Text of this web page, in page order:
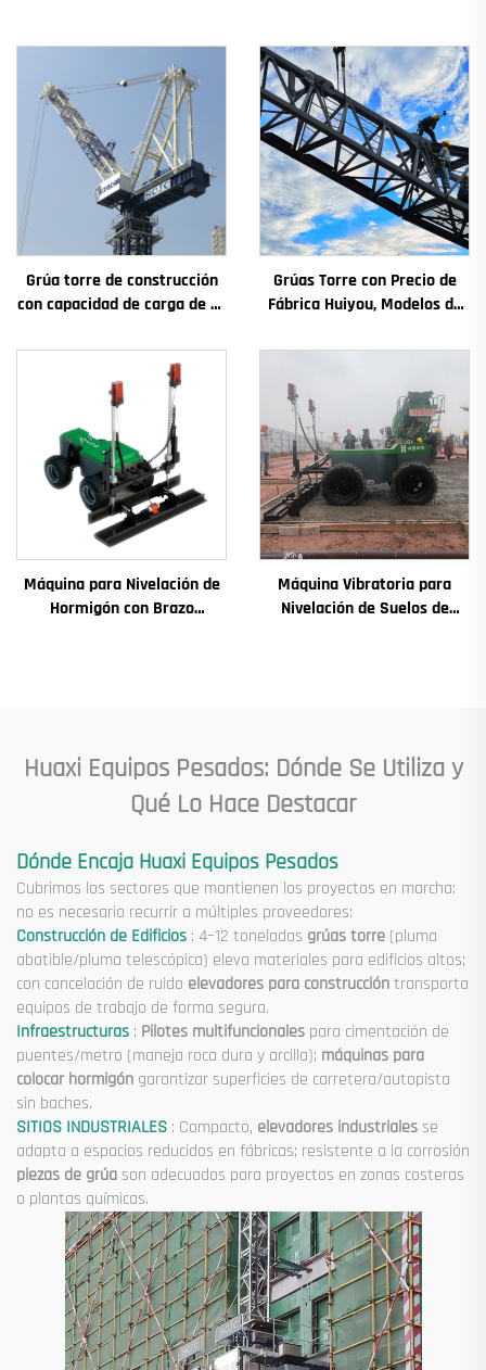
Grúa torre de construcción
con capacidad de carga de 4t
principales: caja de
engranajes, motor de
engranaje, rodamiento
Grúas Torre con Precio de
Fábrica Huiyou, Modelos de
Sitios de Construcción
Máquina para Nivelación de
Hormigón con Brazo
Máquina Vibratoria para
Nivelación de Suelos de
Huaxi Equipos Pesados: Dónde Se Utiliza y
Qué Lo Hace Destacar
Dónde Encaja Huaxi Equipos Pesados
Cubrimos los sectores que mantienen los proyectos en marcha:
no es necesario recurrir a múltiples proveedores:
Construcción de Edificios : 4–12 toneladas grúas torre (pluma
abatible/pluma telescópica) eleva materiales para edificios altos;
con cancelación de ruido elevadores para construccióntransporta
equipos de trabajo de forma segura.
Infraestructuras : Pilotes multifuncionales para cimentación de
puentes/metro (maneja roca dura y arcilla); máquinas para
colocar hormigón garantizar superficies de carretera/autopista
sin baches.
SITIOS INDUSTRIALES : Compacto, elevadores industriales se
adapta a espacios reducidos en fábricas; resistente a la corrosión
piezas de grúa son adecuados para proyectos en zonas costeras
o plantas químicas.